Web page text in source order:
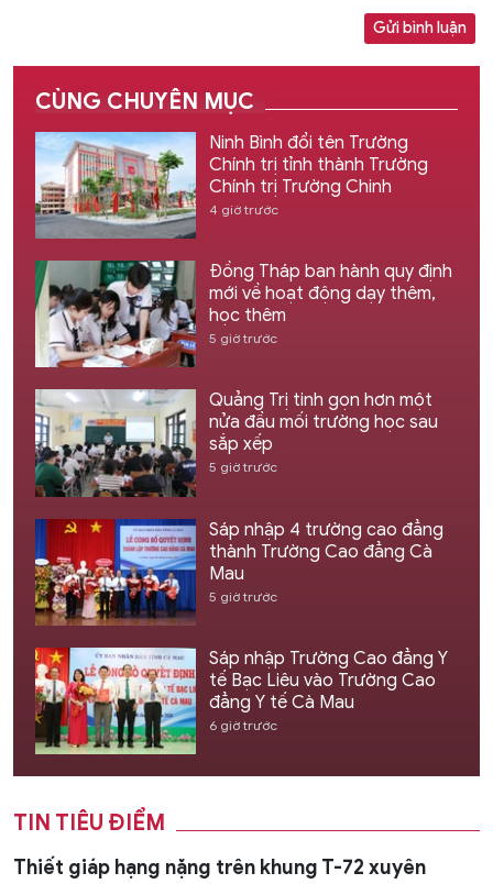
Gửi bình luận
CÙNG CHUYÊN MỤC
Ninh Bình đổi tên Trường
Chính trị tỉnh thành Trường
Chính trị Trường Chinh
4 giờ trước
Đồng Tháp ban hành quy định
mới về hoạt động dạy thêm,
học thêm
5 giờ trước
Quảng Trị tinh gọn hơn một
nửa đầu mối trường học sau
sắp xếp
5 giờ trước
Sáp nhập 4 trường cao đẳng
thành Trường Cao đẳng Cà
Mau
5 giờ trước
Sáp nhập Trường Cao đẳng Y
tế Bạc Liêu vào Trường Cao
đẳng Y tế Cà Mau
6 giờ trước
TIN TIÊU ĐIỂM
Thiết giáp hạng nặng trên khung T-72 xuyên